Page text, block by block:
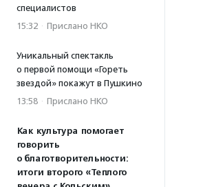
специалистов
15:32 · Прислано НКО
Уникальный спектакль
о первой помощи «Гореть
звездой» покажут в Пушкино
13:58 · Прислано НКО
Как культура помогает
говорить
о благотворительности:
итоги второго «Теплого